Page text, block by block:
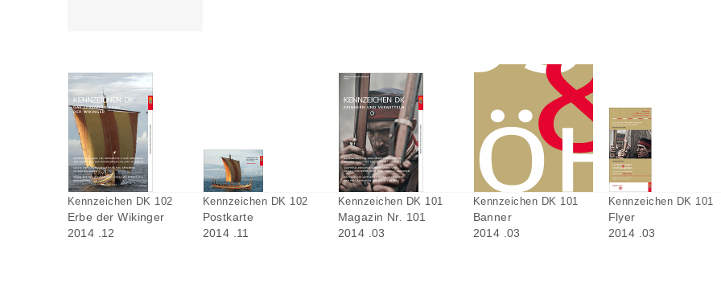
Kennzeichen DK 102
Erbe der Wikinger
2014 .12
Kennzeichen DK 102
Postkarte
2014 .11
Kennzeichen DK 101
Magazin Nr. 101
2014 .03
Kennzeichen DK 101
Banner
2014 .03
Kennzeichen DK 101
Flyer
2014 .03